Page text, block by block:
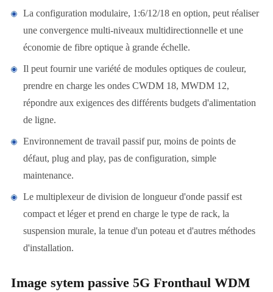
La configuration modulaire, 1:6/12/18 en option, peut réaliser
une convergence multi-niveaux multidirectionnelle et une
économie de fibre optique à grande échelle.
Il peut fournir une variété de modules optiques de couleur,
prendre en charge les ondes CWDM 18, MWDM 12,
répondre aux exigences des différents budgets d'alimentation
de ligne.
Environnement de travail passif pur, moins de points de
défaut, plug and play, pas de configuration, simple
maintenance.
Le multiplexeur de division de longueur d'onde passif est
compact et léger et prend en charge le type de rack, la
suspension murale, la tenue d'un poteau et d'autres méthodes
d'installation.
Image sytem passive 5G Fronthaul WDM